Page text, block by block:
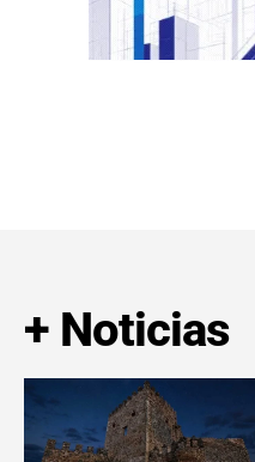
+ Noticias